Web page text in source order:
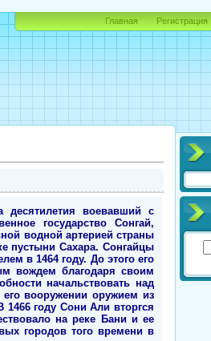
Главная Регистрация
воевавший с
государство Сонгай,
водной артерией страны
пустыни Сахара. Сонгайцы
в 1464 году. До этого его
вождем благодаря своим
начальствовать над
вооружении оружием из
году Сони Али вторгся
на реке Бани и ее
городов того времени в